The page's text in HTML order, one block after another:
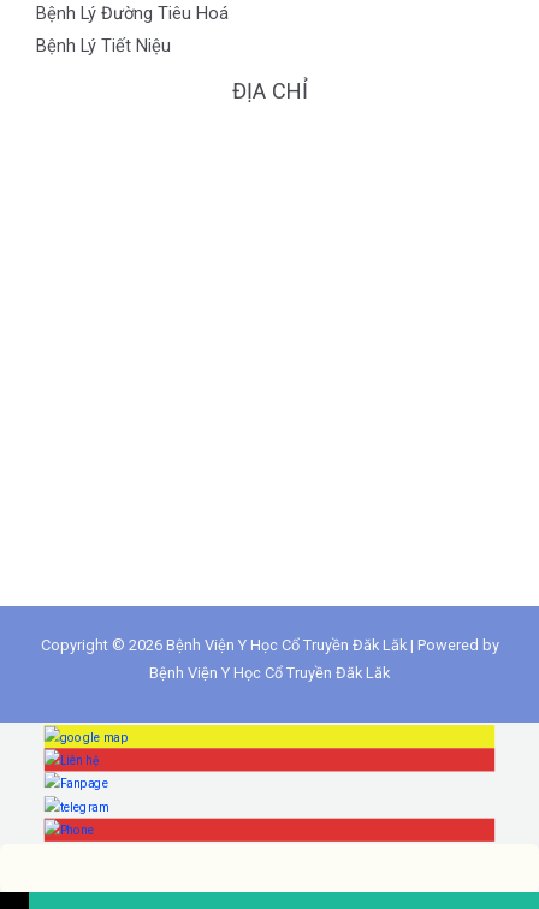
Bệnh Lý Đường Tiêu Hoá
Bệnh Lý Tiết Niệu
ĐỊA CHỈ
Copyright © 2026 Bệnh Viện Y Học Cổ Truyền Đăk Lăk | Powered by
Bệnh Viện Y Học Cổ Truyền Đăk Lăk